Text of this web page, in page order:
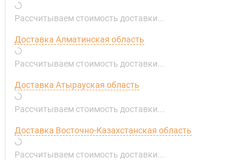
Рассчитываем стоимость доставки...
Доставка Алматинская область
Рассчитываем стоимость доставки...
Доставка Атырауская область
Рассчитываем стоимость доставки...
Доставка Восточно-Казахстанская область
Рассчитываем стоимость доставки...